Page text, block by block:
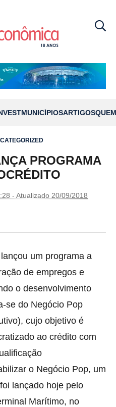
MUNICÍPIOSARTIGOS
PROGRAMA
- Atualizado 20/09/2018
um programa a
de empregos e
o desenvolvimento
se do Negócio Pop
cujo objetivo é
ao crédito com
o Negócio Pop, um
lançado hoje pelo
Marítimo, no